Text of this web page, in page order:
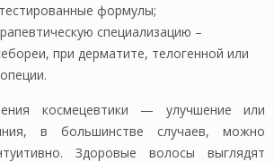
формулы;
специализацию –
при дерматите, телогенной или
космецевтики — улучшение или
в большинстве случаев, можно
Здоровые волосы выглядят